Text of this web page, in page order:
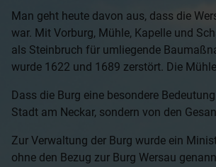
Man geht heute davon aus, dass die
war. Mit Vorburg, Mühle, Kapelle und
als Steinbruch für umliegende
wurde 1622 und 1689 zerstört. Die
Dass die Burg eine besondere
Stadt am Neckar, sondern von den
Zur Verwaltung der Burg wurde ein
ohne den Bezug zur Burg Wersau